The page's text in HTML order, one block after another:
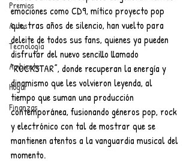
Premios
Autos
Tecnología
Ambiente
Hogar
Finanzas
emociones como CD9, mítico proyecto pop
que, tras años de silencio, han vuelto para
deleite de todos sus fans, quienes ya pueden
disfrutar del nuevo sencillo llamado
“ROCKSTAR”, donde recuperan la energía y
dinamismo que les volvieron leyenda, al
tiempo que suman una producción
contemporánea, fusionando géneros pop, rock
y electrónico con tal de mostrar que se
mantienen atentos a la vanguardia musical del
momento.